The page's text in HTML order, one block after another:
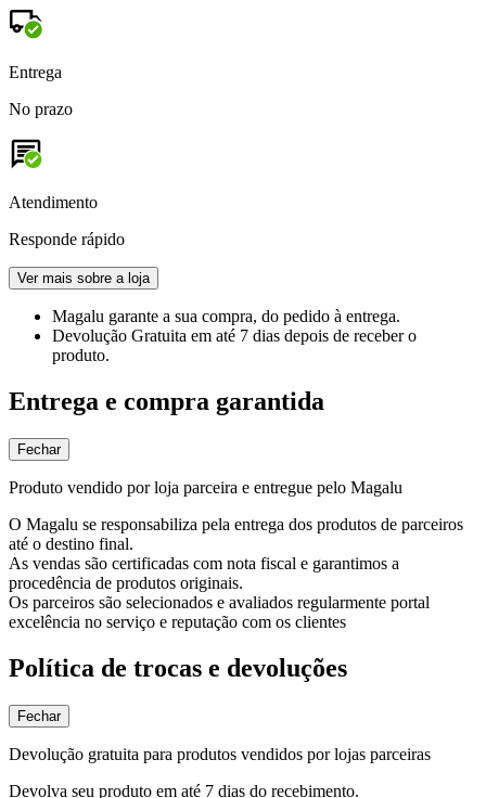
Entrega
No prazo
Atendimento
Responde rápido
Ver mais sobre a loja
Magalu garante a sua compra, do pedido à entrega.
Devolução Gratuita em até 7 dias depois de receber o
produto.
Entrega e compra garantida
Fechar
Produto vendido por loja parceira e entregue pelo Magalu
O Magalu se responsabiliza pela entrega dos produtos de parceiros
até o destino final.
As vendas são certificadas com nota fiscal e garantimos a
procedência de produtos originais.
Os parceiros são selecionados e avaliados regularmente portal
excelência no serviço e reputação com os clientes
Política de trocas e devoluções
Fechar
Devolução gratuita para produtos vendidos por lojas parceiras
Devolva seu produto em até 7 dias do recebimento.